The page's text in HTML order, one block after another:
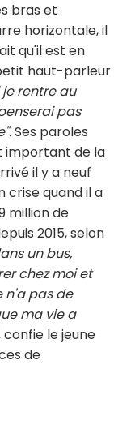
bras et
horizontale, il
qu'il est en
haut-parleur
je rentre au
pas
Ses paroles
important de la
il y a neuf
crise quand il a
million de
2015, selon
un bus,
chez moi et
n'a pas de
ma vie a
confie le jeune
de